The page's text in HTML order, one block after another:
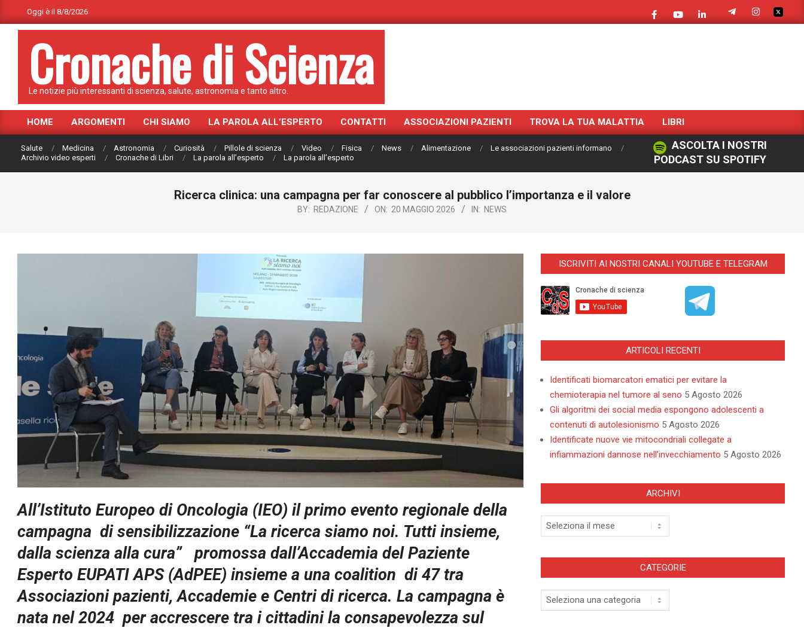
to
Oggi è il 8/8/2026
Cronache di Scienza
Le notizie più interessanti di scienza, salute, astronomia e tanto altro.
Primary
Navigation
Menu
HOME ARGOMENTI CHI SIAMO LA PAROLA ALL’ESPERTO CONTATTI ASSOCIAZIONI PAZIENTI TROVA LA TUA MALATTIA LIBRI
Salute Medicina Astronomia Curiosità Pillole di scienza Video Fisica News Alimentazione
Le associazioni pazienti informano
Archivio video esperti
Cronache di Libri La parola all’esperto La parola all’esperto
ASCOLTA I NOSTRI
PODCAST SU SPOTIFY
Ricerca clinica: una campagna per far conoscere al pubblico l’importanza e il valore
BY: REDAZIONE ON: 20 MAGGIO 2026 IN: NEWS
All’Istituto Europeo di Oncologia (IEO) il primo evento regionale della
campagna di sensibilizzazione “La ricerca siamo noi. Tutti insieme,
dalla scienza alla cura”
promossa dall’Accademia del Paziente
Esperto EUPATI APS (AdPEE) insieme a una coalition di 47 tra
Associazioni pazienti, Accademie e Centri di ricerca. La campagna è
nata nel 2024 per accrescere tra i cittadini la consapevolezza sul
ISCRIVITI AI NOSTRI CANALI YOUTUBE E TELEGRAM
ARTICOLI RECENTI
Identificati biomarcatori ematici per evitare la
chemioterapia nel tumore al seno 5 Agosto 2026
Gli algoritmi dei social media espongono adolescenti a
contenuti di autolesionismo 5 Agosto 2026
Identificate nuove vie mitocondriali collegate a
infiammazioni dannose nell’invecchiamento 5 Agosto 2026
ARCHIVI
Archivi
CATEGORIE
Categorie